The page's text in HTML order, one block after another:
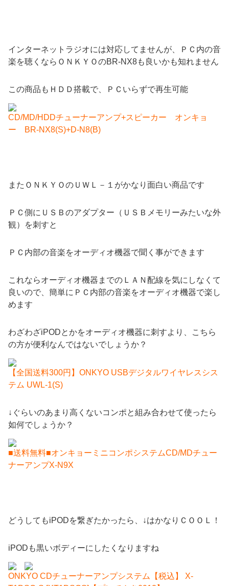
インターネットラジオには対応してませんが、ＰＣ内の音
楽を聴くならＯＮＫＹＯのBR-NX8も良いかも知れません
この商品もＨＤＤ搭載で、ＰＣいらずで再生可能
CD/MD/HDDチューナーアンプ+スピーカー オンキョ
ー BR-NX8(S)+D-N8(B)
またＯＮＫＹＯのＵＷＬ－１がかなり面白い商品です
ＰＣ側にＵＳＢのアダプター（ＵＳＢメモリーみたいな外
観）を刺すと
ＰＣ内部の音楽をオーディオ機器で聞く事ができます
これならオーディオ機器までのＬＡＮ配線を気にしなくて
良いので、簡単にＰＣ内部の音楽をオーディオ機器で楽し
めます
わざわざiPODとかをオーディオ機器に刺すより、こちら
の方が便利なんではないでしょうか？
【全国送料300円】ONKYO USBデジタルワイヤレスシス
テム UWL-1(S)
↓ぐらいのあまり高くないコンポと組み合わせて使ったら
如何でしょうか？
■送料無料■オンキョーミニコンポシステムCD/MDチュー
ナーアンプX-N9X
どうしてもiPODを繋ぎたかったら、↓はかなりＣＯＯＬ！
iPODも黒いボディーにしたくなりますね
ONKYO CDチューナーアンプシステム【税込】 X-